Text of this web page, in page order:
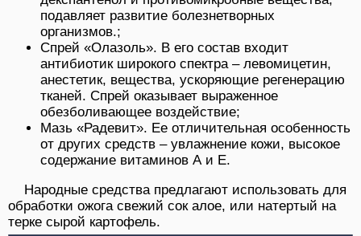
подавляет развитие болезнетворных
организмов.;
Спрей «Олазоль». В его состав входит
антибиотик широкого спектра – левомицетин,
анестетик, вещества, ускоряющие регенерацию
тканей. Спрей оказывает выраженное
обезболивающее воздействие;
Мазь «Радевит». Ее отличительная особенность
от других средств – увлажнение кожи, высокое
содержание витаминов А и Е.
Народные средства предлагают использовать для
обработки ожога свежий сок алое, или натертый на
терке сырой картофель.